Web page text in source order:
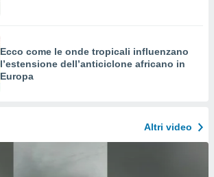
Ecco come le onde tropicali influenzano
l’estensione dell’anticiclone africano in
Europa
Altri video